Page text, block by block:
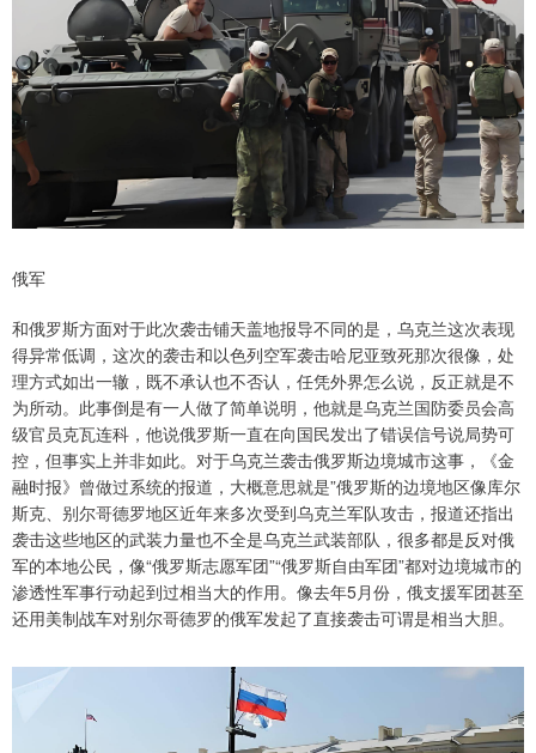
俄军
和俄罗斯方面对于此次袭击铺天盖地报导不同的是，乌克兰这次表现
得异常低调，这次的袭击和以色列空军袭击哈尼亚致死那次很像，处
理方式如出一辙，既不承认也不否认，任凭外界怎么说，反正就是不
为所动。此事倒是有一人做了简单说明，他就是乌克兰国防委员会高
级官员克瓦连科，他说俄罗斯一直在向国民发出了错误信号说局势可
控，但事实上并非如此。对于乌克兰袭击俄罗斯边境城市这事，《金
融时报》曾做过系统的报道，大概意思就是”俄罗斯的边境地区像库尔
斯克、别尔哥德罗地区近年来多次受到乌克兰军队攻击，报道还指出
袭击这些地区的武装力量也不全是乌克兰武装部队，很多都是反对俄
军的本地公民，像“俄罗斯志愿军团”“俄罗斯自由军团”都对边境城市的
渗透性军事行动起到过相当大的作用。像去年5月份，俄支援军团甚至
还用美制战车对别尔哥德罗的俄军发起了直接袭击可谓是相当大胆。